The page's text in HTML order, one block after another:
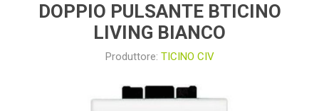
DOPPIO PULSANTE BTICINO
LIVING BIANCO
Produttore: TICINO CIV